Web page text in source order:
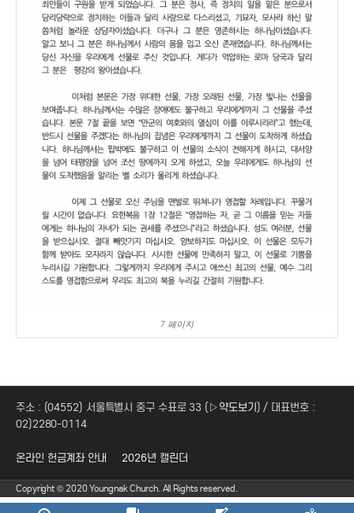
7 페이지
주소 : (04552) 서울특별시 중구 수표로 33 (▷약도보기 ) / 대표번호 :
02)2280-0114
온라인 헌금계좌 안내 2026년 캘린더
Copyright © 2020 Youngnak Church. All Rights reserved.